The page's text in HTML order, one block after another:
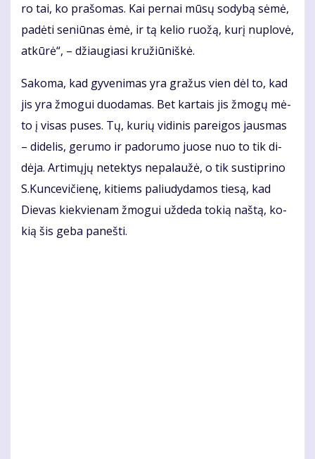
ro tai, ko pra­šo­mas. Kai per­nai mū­sų so­dy­bą sė­mė,
pa­dė­ti se­niū­nas ėmė, ir tą ke­lio ruo­žą, ku­rį nu­plo­vė,
at­kū­rė“, – džiau­gia­si kru­žiū­niš­kė.
Sa­ko­ma, kad gy­ve­ni­mas yra gra­žus vien dėl to, kad
jis yra žmo­gui duo­da­mas. Bet kar­tais jis žmo­gų mė­
to į vi­sas pu­ses. Tų, ku­rių vi­di­nis pa­rei­gos jaus­mas
– di­de­lis, ge­ru­mo ir pa­do­ru­mo juo­se nuo to tik di­
dė­ja. Ar­ti­mų­jų ne­tek­tys ne­pa­lau­žė, o tik su­stip­ri­no
S.Kun­ce­vi­čie­nę, ki­tiems pa­liu­dy­da­mos tie­są, kad
Die­vas kiek­vie­nam žmo­gui už­de­da to­kią naš­tą, ko­
kią šis ge­ba pa­neš­ti.